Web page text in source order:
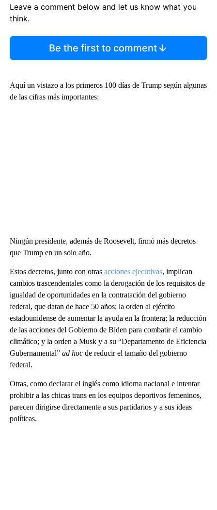
Leave a comment below and let us know what you
think.
Be the first to comment
Aquí un vistazo a los primeros 100 días de Trump según algunas
de las cifras más importantes:
Ningún presidente, además de Roosevelt, firmó más decretos
que Trump en un solo año.
Estos decretos, junto con otras acciones ejecutivas, implican
cambios trascendentales como la derogación de los requisitos de
igualdad de oportunidades en la contratación del gobierno
federal, que datan de hace 50 años; la orden al ejército
estadounidense de aumentar la ayuda en la frontera; la reducción
de las acciones del Gobierno de Biden para combatir el cambio
climático; y la orden a Musk y a su “Departamento de Eficiencia
Gubernamental” ad hoc de reducir el tamaño del gobierno
federal.
Otras, como declarar el inglés como idioma nacional e intentar
prohibir a las chicas trans en los equipos deportivos femeninos,
parecen dirigirse directamente a sus partidarios y a sus ideas
políticas.